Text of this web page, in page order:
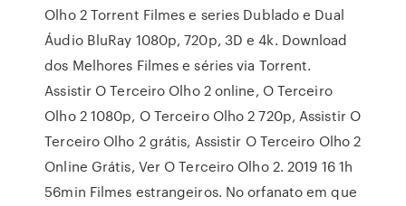
Olho 2 Torrent Filmes e series Dublado e Dual
Áudio BluRay 1080p, 720p, 3D e 4k. Download
dos Melhores Filmes e séries via Torrent.
Assistir O Terceiro Olho 2 online, O Terceiro
Olho 2 1080p, O Terceiro Olho 2 720p, Assistir O
Terceiro Olho 2 grátis, Assistir O Terceiro Olho 2
Online Grátis, Ver O Terceiro Olho 2. 2019 16 1h
56min Filmes estrangeiros. No orfanato em que